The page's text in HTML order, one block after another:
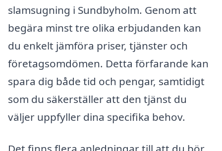
slamsugning i Sundbyholm. Genom att
begära minst tre olika erbjudanden kan
du enkelt jämföra priser, tjänster och
företagsomdömen. Detta förfarande kan
spara dig både tid och pengar, samtidigt
som du säkerställer att den tjänst du
väljer uppfyller dina specifika behov.